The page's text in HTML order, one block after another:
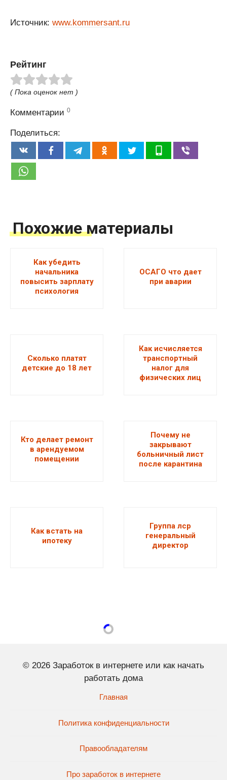
Источник: www.kommersant.ru
Рейтинг
( Пока оценок нет )
Комментарии 0
Поделиться:
Похожие материалы
Как убедить
начальника
повысить зарплату
психология
ОСАГО что дает
при аварии
Сколько платят
детские до 18 лет
Как исчисляется
транспортный
налог для
физических лиц
Кто делает ремонт
в арендуемом
помещении
Почему не
закрывают
больничный лист
после карантина
Как встать на
ипотеку
Группа лср
генеральный
директор
© 2026 Заработок в интернете или как начать
работать дома
Главная
Политика конфиденциальности
Правообладателям
Про заработок в интернете